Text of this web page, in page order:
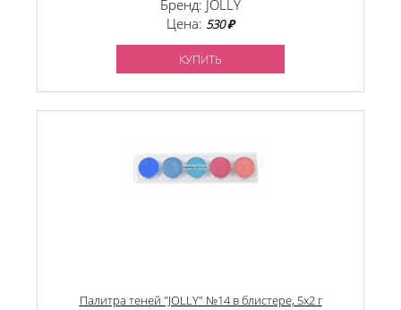
Бренд: JOLLY
Цена: 530 ₽
КУПИТЬ
Палитра теней "JOLLY" №14 в блистере, 5х2 г